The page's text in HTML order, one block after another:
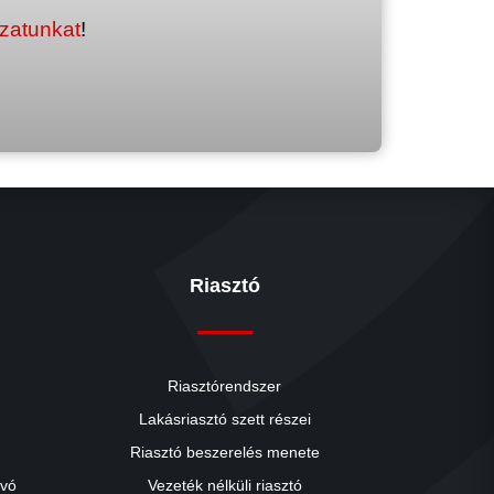
!
Riasztó
Riasztórendszer
Lakásriasztó szett részei
Riasztó beszerelés menete
Vezeték nélküli riasztó